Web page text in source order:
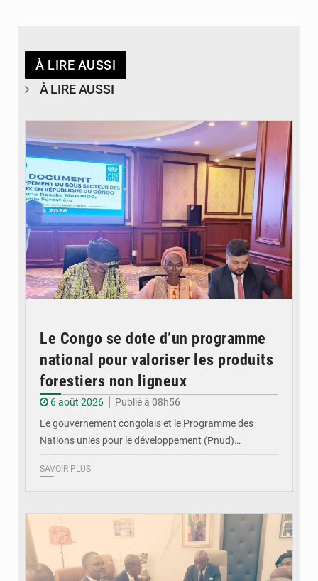
À LIRE AUSSI
À LIRE AUSSI
Le Congo se dote d’un programme
national pour valoriser les produits
forestiers non ligneux
6 août 2026
Publié à 08h56
Le gouvernement congolais et le Programme des
Nations unies pour le développement (Pnud)…
SAVOIR PLUS